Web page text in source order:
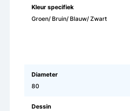
Kleur specifiek
Groen/ Bruin/ Blauw/ Zwart
Diameter
80
Dessin